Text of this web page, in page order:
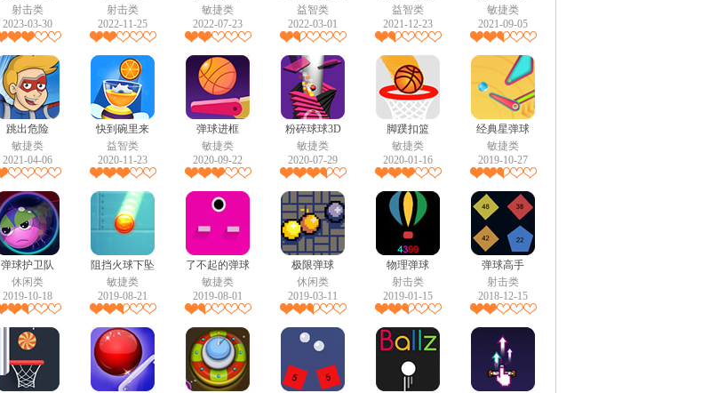
射击类
2023-03-30
射击类
2022-11-25
敏捷类
2022-07-23
益智类
2022-03-01
益智类
2021-12-23
敏捷类
2021-09-05
跳出危险
敏捷类
2021-04-06
快到碗里来
益智类
2020-11-23
弹球进框
敏捷类
2020-09-22
粉碎球球3D
敏捷类
2020-07-29
脚蹼扣篮
敏捷类
2020-01-16
经典星弹球
敏捷类
2019-10-27
弹球护卫队
休闲类
2019-10-18
阻挡火球下坠
敏捷类
2019-08-21
了不起的弹球
敏捷类
2019-08-01
极限弹球
休闲类
2019-03-11
物理弹球
射击类
2019-01-15
弹球高手
射击类
2018-12-15